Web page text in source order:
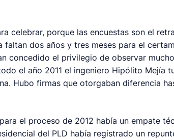
celebrar, porque las encuestas son el
faltan dos años y tres meses para el
concedido el privilegio de observar
el año 2011 el ingeniero Hipólito Mejía
Hubo firmas que otorgaban diferencia
el proceso de 2012 había un empate
del PLD había registrado un